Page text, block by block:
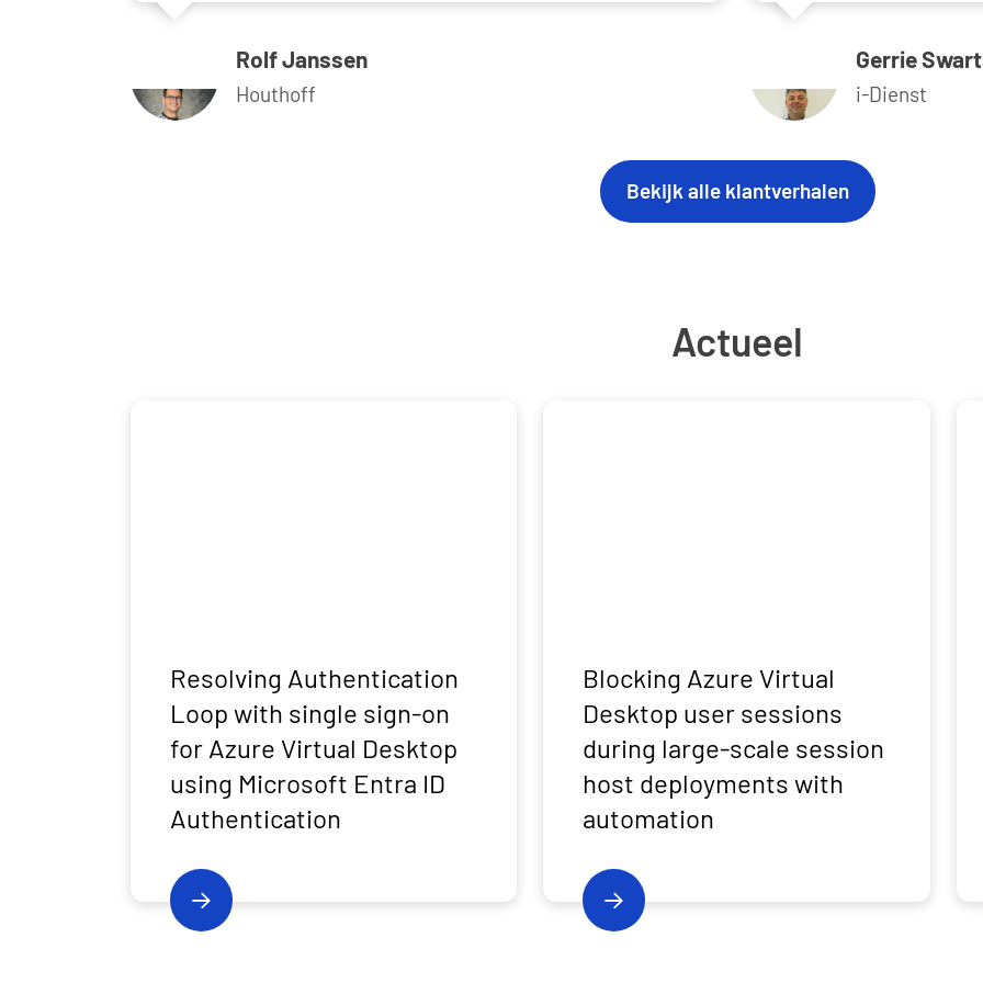
Rolf Janssen
Houthoff
Gerrie
i-Dienst
Bekijk alle klantverhalen
Actueel
Resolving Authentication
Loop with single sign-on
for Azure Virtual Desktop
using Microsoft Entra ID
Authentication
Blocking Azure Virtual
Desktop user sessions
during large-scale session
host deployments with
automation